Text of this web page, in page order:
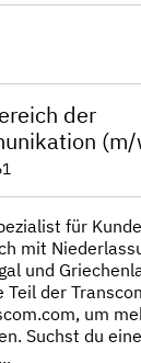
der
für
mit
und
der
um
Suchst du